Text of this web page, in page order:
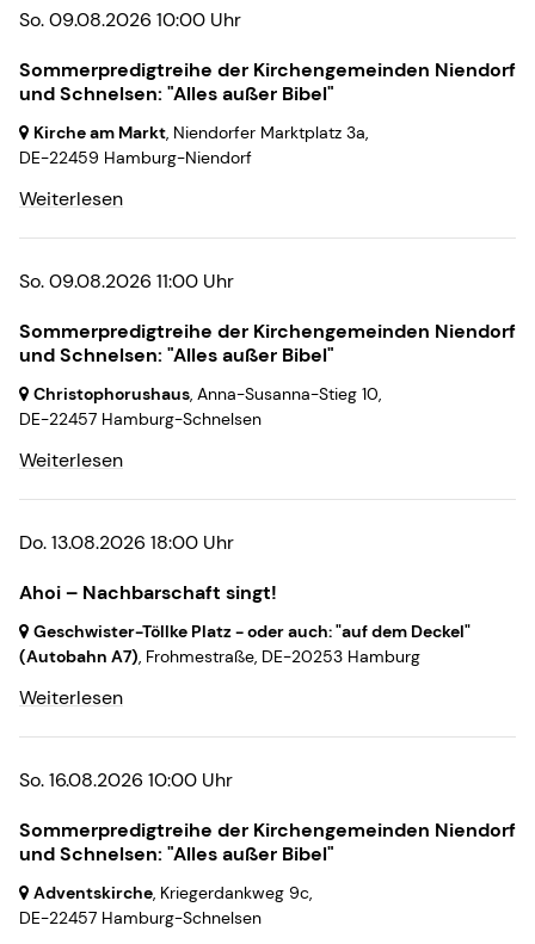
So. 09.08.2026 10:00 Uhr
Sommerpredigtreihe der Kirchengemeinden Niendorf
und Schnelsen: "Alles außer Bibel"
Kirche am Markt, Niendorfer Marktplatz 3a,
DE-22459 Hamburg-Niendorf
Weiterlesen
So. 09.08.2026 11:00 Uhr
Sommerpredigtreihe der Kirchengemeinden Niendorf
und Schnelsen: "Alles außer Bibel"
Christophorushaus, Anna-Susanna-Stieg 10,
DE-22457 Hamburg-Schnelsen
Weiterlesen
Do. 13.08.2026 18:00 Uhr
Ahoi – Nachbarschaft singt!
Geschwister-Töllke Platz - oder auch: "auf dem Deckel"
(Autobahn A7), Frohmestraße, DE-20253 Hamburg
Weiterlesen
So. 16.08.2026 10:00 Uhr
Sommerpredigtreihe der Kirchengemeinden Niendorf
und Schnelsen: "Alles außer Bibel"
Adventskirche, Kriegerdankweg 9c,
DE-22457 Hamburg-Schnelsen